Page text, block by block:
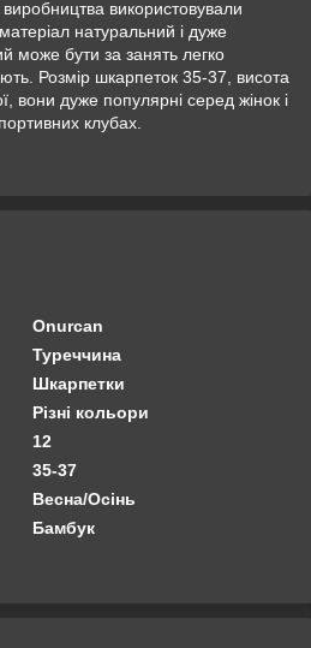
виробництва використовували
натуральний і дуже
може бути за занять легко
Розмір шкарпеток 35-37, висота
вони дуже популярні серед жінок і
клубах.
Onurcan
Туреччина
Шкарпетки
Різні кольори
12
35-37
Весна/Осінь
Бамбук